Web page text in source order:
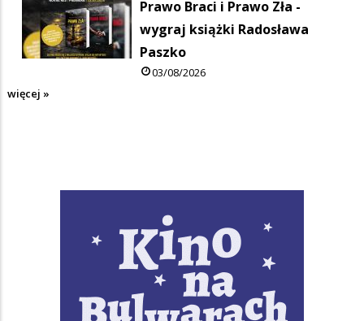
Prawo Braci i Prawo Zła -
wygraj książki Radosława
Paszko
03/08/2026
więcej »